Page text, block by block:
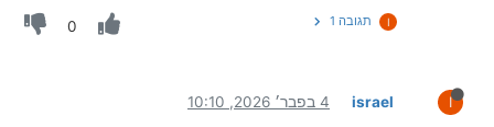
I תגובה 1 0
I
israel 4 בפבר׳ 2026, 10:10